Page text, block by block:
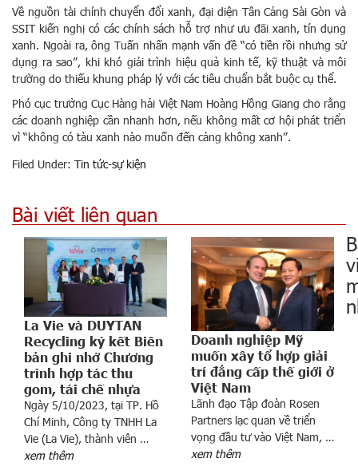
Về nguồn tài chính chuyển đổi xanh, đại diện Tân Cảng Sài Gòn và
SSIT kiến nghị có các chính sách hỗ trợ như ưu đãi xanh, tín dụng
xanh. Ngoài ra, ông Tuấn nhấn mạnh vấn đề “có tiền rồi nhưng sử
dụng ra sao”, khi khó giải trình hiệu quả kinh tế, kỹ thuật và môi
trường do thiếu khung pháp lý với các tiêu chuẩn bắt buộc cụ thể.
Phó cục trưởng Cục Hàng hải Việt Nam Hoàng Hồng Giang cho rằng
các doanh nghiệp cần nhanh hơn, nếu không mất cơ hội phát triển
vì “không có tàu xanh nào muốn đến cảng không xanh”.
Filed Under: Tin tức-sự kiện
Bài viết liên quan
La Vie và DUYTAN
Recycling ký kết Biên
bản ghi nhớ Chương
trình hợp tác thu
gom, tái chế nhựa
Ngày 5/10/2023, tại TP. Hồ
Chí Minh, Công ty TNHH La
Vie (La Vie), thành viên …
xem thêm
Doanh nghiệp Mỹ
muốn xây tổ hợp giải
trí đẳng cấp thế giới ở
Việt Nam
Lãnh đạo Tập đoàn Rosen
Partners lạc quan về triển
vọng đầu tư vào Việt Nam, …
xem thêm